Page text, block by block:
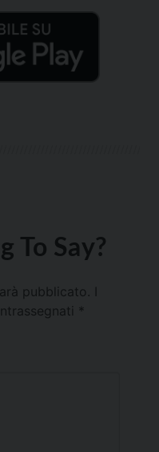
To Say?
pubblicato.
*